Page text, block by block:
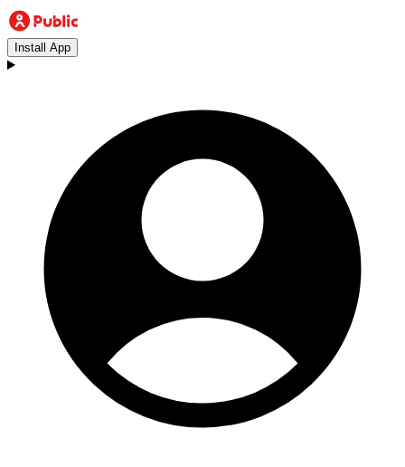
Install App